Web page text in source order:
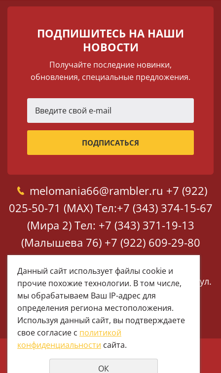
ПОДПИШИТЕСЬ НА НАШИ
НОВОСТИ
Получайте последние новинки,
обновления, специальные предложения.
melomania66@rambler.ru +7 (922)
025-50-71 (MAX) Тел:+7 (343) 374-15-67
(Мира 2) Тел: +7 (343) 371-19-13
(Малышева 76) +7 (922) 609-29-80
(MAX)
Екатеринбург, ул. Мира 2
Екатеринбург, ул.
Малышева 76
© 1997 - 2026 Меломания
Политика конфиденциальности
Данный сайт использует файлы cookie и
прочие похожие технологии. В том числе,
мы обрабатываем Ваш IP-адрес для
определения региона местоположения.
Используя данный сайт, вы подтверждаете
свое согласие с политикой
конфиденциальности сайта.
ОК